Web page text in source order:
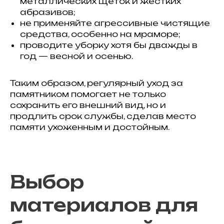
абразивов;
не применяйте агрессивные чистящие
средства, особенно на мраморе;
проводите уборку хотя бы дважды в
год — весной и осенью.
Таким образом, регулярный уход за
памятником помогает не только
сохранить его внешний вид, но и
продлить срок службы, сделав место
памяти ухоженным и достойным.
Выбор
материалов для